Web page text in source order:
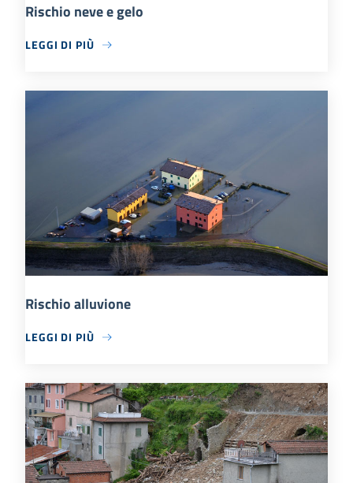
Rischio neve e gelo
LEGGI DI PIÙ
Rischio alluvione
LEGGI DI PIÙ